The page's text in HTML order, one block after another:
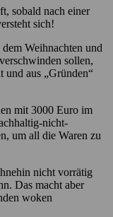
sobald nach einer
sich!
Weihnachten und
sollen,
und aus „Gründen“
mit 3000 Euro im
nicht-
um all die Waren zu
nicht vorrätig
Das macht aber
woken